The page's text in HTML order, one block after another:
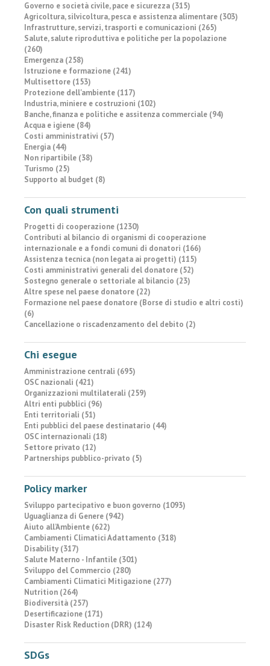
Governo e società civile, pace e sicurezza (315)
Agricoltura, silvicoltura, pesca e assistenza alimentare (303)
Infrastrutture, servizi, trasporti e comunicazioni (265)
Salute, salute riproduttiva e politiche per la popolazione
(260)
Emergenza (258)
Istruzione e formazione (241)
Multisettore (153)
Protezione dell'ambiente (117)
Industria, miniere e costruzioni (102)
Banche, finanza e politiche e assitenza commerciale (94)
Acqua e igiene (84)
Costi amministrativi (57)
Energia (44)
Non ripartibile (38)
Turismo (25)
Supporto al budget (8)
Con quali strumenti
Progetti di cooperazione (1230)
Contributi al bilancio di organismi di cooperazione
internazionale e a fondi comuni di donatori (166)
Assistenza tecnica (non legata ai progetti) (115)
Costi amministrativi generali del donatore (52)
Sostegno generale o settoriale al bilancio (23)
Altre spese nel paese donatore (22)
Formazione nel paese donatore (Borse di studio e altri costi)
(6)
Cancellazione o riscadenzamento del debito (2)
Chi esegue
Amministrazione centrali (695)
OSC nazionali (421)
Organizzazioni multilaterali (259)
Altri enti pubblici (96)
Enti territoriali (51)
Enti pubblici del paese destinatario (44)
OSC internazionali (18)
Settore privato (12)
Partnerships pubblico-privato (5)
Policy marker
Sviluppo partecipativo e buon governo (1093)
Uguaglianza di Genere (942)
Aiuto all’Ambiente (622)
Cambiamenti Climatici Adattamento (318)
Disability (317)
Salute Materno - Infantile (301)
Sviluppo del Commercio (280)
Cambiamenti Climatici Mitigazione (277)
Nutrition (264)
Biodiversità (257)
Desertificazione (171)
Disaster Risk Reduction (DRR) (124)
SDGs